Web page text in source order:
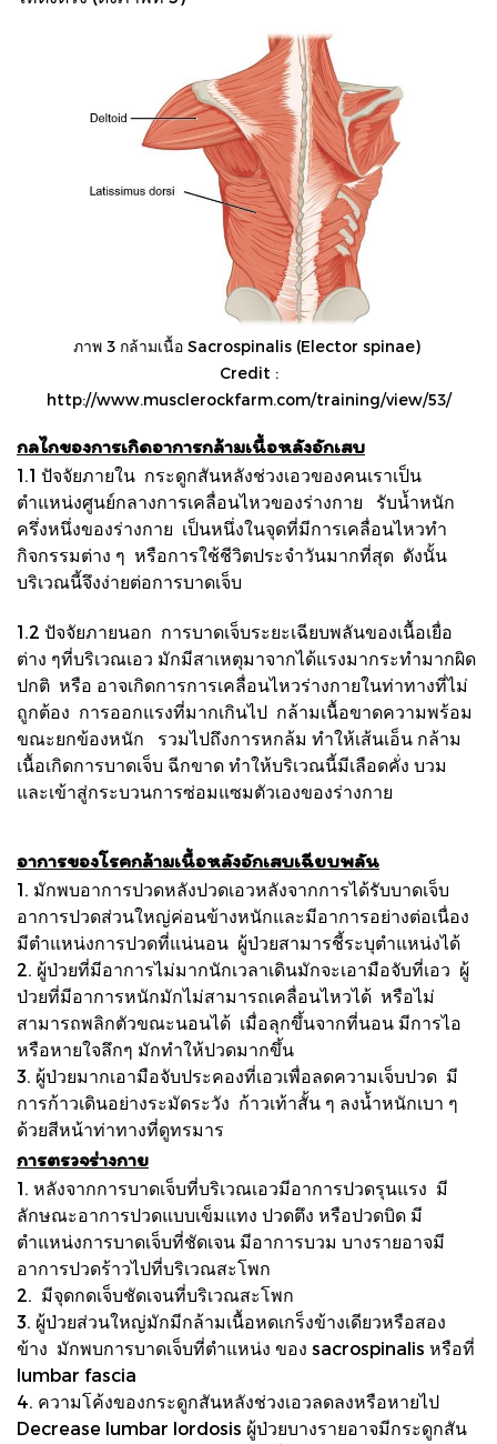
ภาพ 3 กล้ามเนื้อ Sacrospinalis (Elector spinae)
Credit :
http://www.musclerockfarm.com/training/view/53/
กลไกของการเกิดอาการกล้ามเนื้อหลังอักเสบ
1.1 ปัจจัยภายใน กระดูกสันหลังช่วงเอวของคนเราเป็น
ตำแหน่งศูนย์กลางการเคลื่อนไหวของร่างกาย รับน้ำหนัก
ครึ่งหนึ่งของร่างกาย เป็นหนึ่งในจุดที่มีการเคลื่อนไหวทำ
กิจกรรมต่าง ๆ หรือการใช้ชีวิตประจำวันมากที่สุด ดังนั้น
บริเวณนี้จึงง่ายต่อการบาดเจ็บ
1.2 ปัจจัยภายนอก การบาดเจ็บระยะเฉียบพลันของเนื้อเยื่อ
ต่าง ๆที่บริเวณเอว มักมีสาเหตุมาจากได้แรงมากระทำมากผิด
ปกติ หรือ อาจเกิดการการเคลื่อนไหวร่างกายในท่าทางที่ไม่
ถูกต้อง การออกแรงที่มากเกินไป กล้ามเนื้อขาดความพร้อม
ขณะยกข้องหนัก รวมไปถึงการหกล้ม ทำให้เส้นเอ็น กล้าม
เนื้อเกิดการบาดเจ็บ ฉีกขาด ทำให้บริเวณนี้มีเลือดคั่ง บวม
และเข้าสู่กระบวนการซ่อมแซมตัวเองของร่างกาย
อาการของโรคกล้ามเนื้อหลังอักเสบเฉียบพลัน
1. มักพบอาการปวดหลังปวดเอวหลังจากการได้รับบาดเจ็บ
อาการปวดส่วนใหญ่ค่อนข้างหนักและมีอาการอย่างต่อเนื่อง
มีตำแหน่งการปวดที่แน่นอน ผู้ป่วยสามารชี้ระบุตำแหน่งได้
2. ผู้ป่วยที่มีอาการไม่มากนักเวลาเดินมักจะเอามือจับที่เอว ผู้
ป่วยที่มีอาการหนักมักไม่สามารถเคลื่อนไหวได้ หรือไม่
สามารถพลิกตัวขณะนอนได้ เมื่อลุกขึ้นจากที่นอน มีการไอ
หรือหายใจลึกๆ มักทำให้ปวดมากขึ้น
3. ผู้ป่วยมากเอามือจับประคองที่เอวเพื่อลดความเจ็บปวด มี
การก้าวเดินอย่างระมัดระวัง ก้าวเท้าสั้น ๆ ลงน้ำหนักเบา ๆ
ด้วยสีหน้าท่าทางที่ดูทรมาร
การตรวจร่างกาย
1. หลังจากการบาดเจ็บที่บริเวณเอวมีอาการปวดรุนแรง มี
ลักษณะอาการปวดแบบเข็มแทง ปวดตึง หรือปวดบิด มี
ตำแหน่งการบาดเจ็บที่ชัดเจน มีอาการบวม บางรายอาจมี
อาการปวดร้าวไปที่บริเวณสะโพก
2. มีจุดกดเจ็บชัดเจนที่บริเวณสะโพก
3. ผู้ป่วยส่วนใหญ่มักมีกล้ามเนื้อหดเกร็งข้างเดียวหรือสอง
ข้าง มักพบการบาดเจ็บที่ตำแหน่ง ของ sacrospinalis หรือที่
lumbar fascia
4. ความโค้งของกระดูกสันหลังช่วงเอวลดลงหรือหายไป
Decrease lumbar lordosis ผู้ป่วยบางรายอาจมีกระดูกสัน